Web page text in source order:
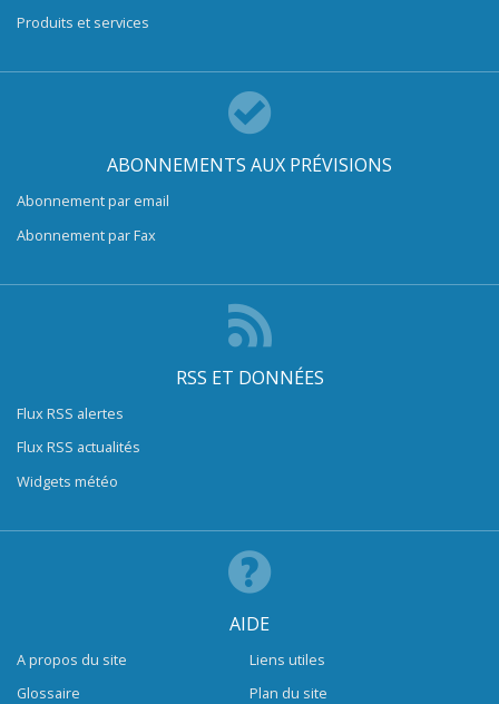
Produits et services
ABONNEMENTS AUX PRÉVISIONS
Abonnement par email
Abonnement par Fax
RSS ET DONNÉES
Flux RSS alertes
Flux RSS actualités
Widgets météo
AIDE
A propos du site
Glossaire
Liens utiles
Plan du site